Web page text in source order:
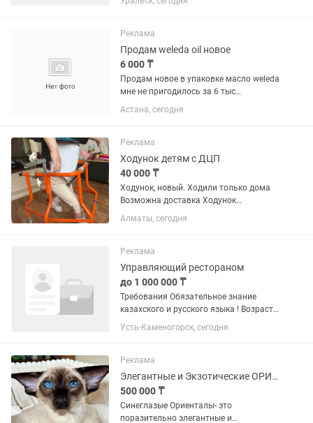
Можно без опыта ✅ Пешком, на
автомобиле ✅ Подходит студентам и
тем, кто...
Реклама
Продам weleda oil новое
6 000 ₸
Продам новое в упаковке масло weleda
мне не пригодилось за 6 тыс
самовывоз или доставка оплачиваете
Астана, сегодня
Реклама
Ходунок детям с ДЦП
40 000 ₸
Ходунок, новый. Ходили только дома
Возможна доставка Ходунок
трансформер, Можно убрать заднюю
1,5-2 года уже можно вставать...
Алматы, сегодня
Реклама
Управляющий рестораном
до 1 000 000 ₸
Требования Обязательное знание
казахского и русского языка ! Возраст
30+ Образование и опыт Высшее или
среднее специальное образование.
Усть-Каменогорск, сегодня
Реклама
Элегантные и Экзотические ОРИЕНТАЛЬНЫЕ котята
500 000 ₸
Синеглазые Ориенталы- это
поразительно элегантные и